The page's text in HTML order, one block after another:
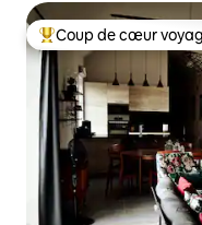
Coup de cœur
Coup de cœur